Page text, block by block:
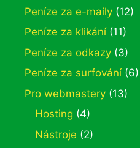
Peníze za e-maily (12)
Peníze za klikání (11)
Peníze za odkazy (3)
Peníze za surfování (6)
Pro webmastery (13)
Hosting (4)
Nástroje (2)